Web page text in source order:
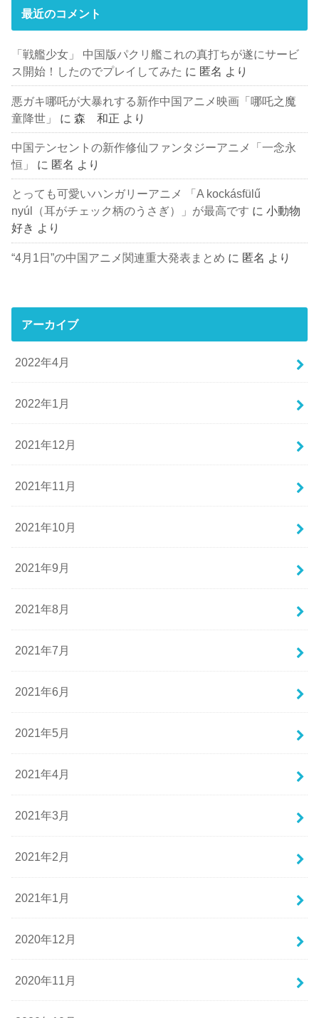
最近のコメント
「戦艦少女」 中国版パクリ艦これの真打ちが遂にサービ
ス開始！したのでプレイしてみた に 匿名 より
悪ガキ哪吒が大暴れする新作中国アニメ映画「哪吒之魔
童降世」
に森 和正 より
中国テンセントの新作修仙ファンタジーアニメ「一念永
恒」
に 匿名 より
とっても可愛いハンガリーアニメ 「A kockásfülű
nyúl（耳がチェック柄のうさぎ）」が最高です に小動物
好き より
“4月1日”の中国アニメ関連重大発表まとめ に 匿名 より
アーカイブ
2022年4月
2022年1月
2021年12月
2021年11月
2021年10月
2021年9月
2021年8月
2021年7月
2021年6月
2021年5月
2021年4月
2021年3月
2021年2月
2021年1月
2020年12月
2020年11月